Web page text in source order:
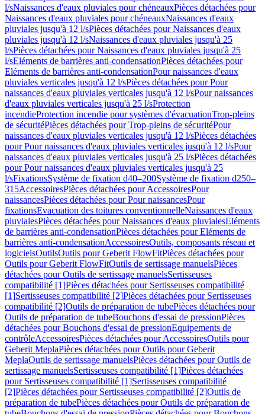
l/sNaissances d'eaux pluviales pour chéneauxPièces détachées pour
Naissances d'eaux pluviales pour chéneauxNaissances d'eaux
pluviales jusqu'à 12 l/sPièces détachées pour Naissances d'eaux
pluviales jusqu'à 12 l/sNaissances d'eaux pluviales jusqu'à 25
l/sPièces détachées pour Naissances d'eaux pluviales jusqu'à 25
l/sEléments de barrières anti-condensationPièces détachées pour
Eléments de barrières anti-condensationPour naissances d'eaux
pluviales verticales jusqu'à 12 l/sPièces détachées pour Pour
naissances d'eaux pluviales verticales jusqu'à 12 l/sPour naissances
d'eaux pluviales verticales jusqu'à 25 l/sProtection
incendieProtection incendie pour systèmes d'évacuationTrop-pleins
de sécuritéPièces détachées pour Trop-pleins de sécuritéPour
naissances d'eaux pluviales verticales jusqu'à 12 l/sPièces détachées
pour Pour naissances d'eaux pluviales verticales jusqu'à 12 l/sPour
naissances d'eaux pluviales verticales jusqu'à 25 l/sPièces détachées
pour Pour naissances d'eaux pluviales verticales jusqu'à 25
l/sFixationsSystème de fixation d40–200Système de fixation d250–
315AccessoiresPièces détachées pour AccessoiresPour
naissancesPièces détachées pour Pour naissancesPour
fixationsEvacuation des toitures conventionnelleNaissances d'eaux
pluvialesPièces détachées pour Naissances d'eaux pluvialesEléments
de barrières anti-condensationPièces détachées pour Eléments de
barrières anti-condensationAccessoiresOutils, composants réseau et
logicielsOutilsOutils pour Geberit FlowFitPièces détachées pour
Outils pour Geberit FlowFitOutils de sertissage manuelsPièces
détachées pour Outils de sertissage manuelsSertisseuses
compatibilité [1]Pièces détachées pour Sertisseuses compatibilité
[1]Sertisseuses compatibilité [2]Pièces détachées pour Sertisseuses
compatibilité [2]Outils de préparation de tubePièces détachées pour
Outils de préparation de tubeBouchons d'essai de pressionPièces
détachées pour Bouchons d'essai de pressionEquipements de
contrôleAccessoiresPièces détachées pour AccessoiresOutils pour
Geberit MeplaPièces détachées pour Outils pour Geberit
MeplaOutils de sertissage manuelsPièces détachées pour Outils de
sertissage manuelsSertisseuses compatibilité [1]Pièces détachées
pour Sertisseuses compatibilité [1]Sertisseuses compatibilité
[2]Pièces détachées pour Sertisseuses compatibilité [2]Outils de
préparation de tubePièces détachées pour Outils de préparation de